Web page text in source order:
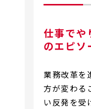
仕事でや
のエピソ
業務改革を
方が変わる
い反発を受